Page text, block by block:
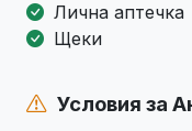
Лична аптечка
Щеки
Условия за